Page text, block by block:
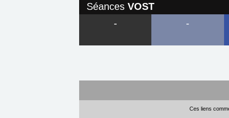
Séances VOST
-
-
Ces liens